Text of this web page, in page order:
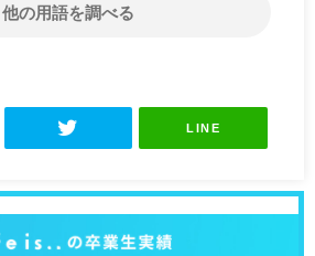
他の用語を調べる
LINE